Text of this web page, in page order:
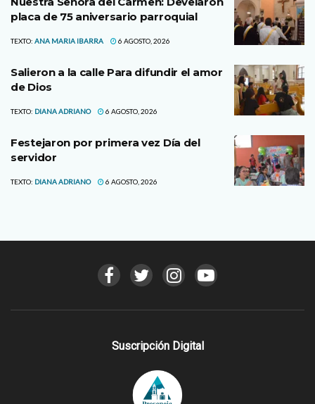
placa de 75 aniversario parroquial
TEXTO: ANA MARIA IBARRA 6 AGOSTO, 2026
Salieron a la calle Para difundir el amor
de Dios
TEXTO: DIANA ADRIANO 6 AGOSTO, 2026
Festejaron por primera vez Día del
servidor
TEXTO: DIANA ADRIANO 6 AGOSTO, 2026
Suscripción Digital